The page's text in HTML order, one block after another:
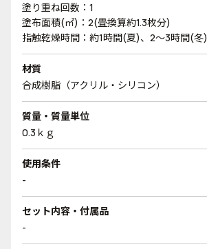
塗り重ね回数：1
塗布面積(㎡)：2(畳換算約1.3枚分)
指触乾燥時間：約1時間(夏)、2～3時間(冬)
材質
合成樹脂（アクリル・シリコン）
質量・質量単位
0.3ｋｇ
使用条件
-
セット内容・付属品
-